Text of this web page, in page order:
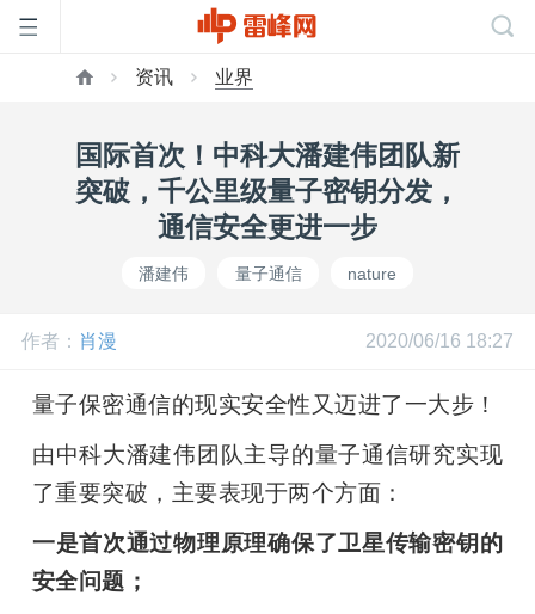
页
网
公
开
资讯 业界
国际首次！中科大潘建伟团队新
突破，千公里级量子密钥分发，
通信安全更进一步
潘建伟 量子通信 nature
作者： 肖漫 2020/06/16 18:27
量子保密通信的现实安全性又迈进了一大步！
由中科大潘建伟团队主导的量子通信研究实现
了重要突破，主要表现于两个方面：
一是首次通过物理原理确保了卫星传输密钥的
安全问题；